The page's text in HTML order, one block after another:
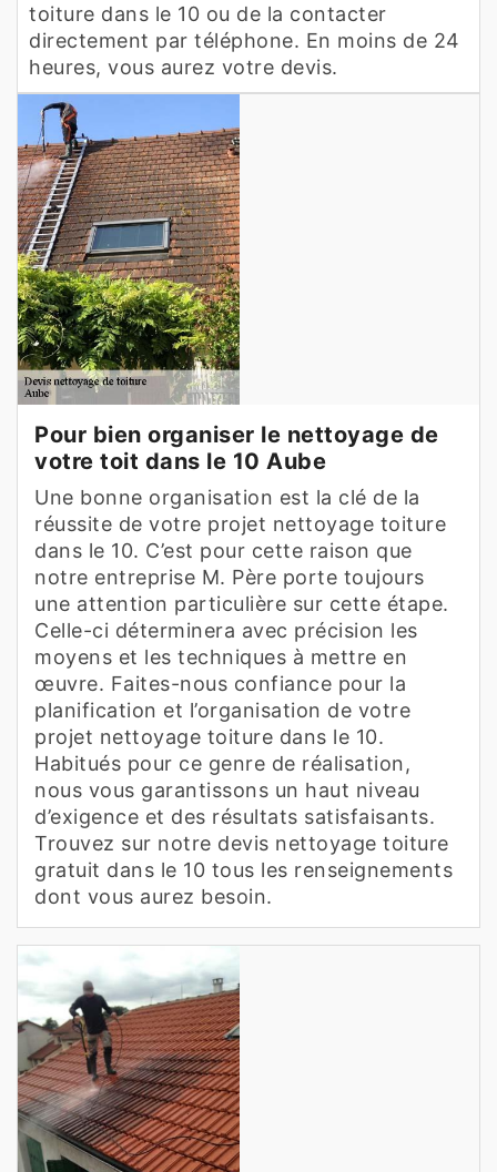
toiture dans le 10 ou de la contacter
directement par téléphone. En moins de 24
heures, vous aurez votre devis.
Pour bien organiser le nettoyage de
votre toit dans le 10 Aube
Une bonne organisation est la clé de la
réussite de votre projet nettoyage toiture
dans le 10. C’est pour cette raison que
notre entreprise M. Père porte toujours
une attention particulière sur cette étape.
Celle-ci déterminera avec précision les
moyens et les techniques à mettre en
œuvre. Faites-nous confiance pour la
planification et l’organisation de votre
projet nettoyage toiture dans le 10.
Habitués pour ce genre de réalisation,
nous vous garantissons un haut niveau
d’exigence et des résultats satisfaisants.
Trouvez sur notre devis nettoyage toiture
gratuit dans le 10 tous les renseignements
dont vous aurez besoin.